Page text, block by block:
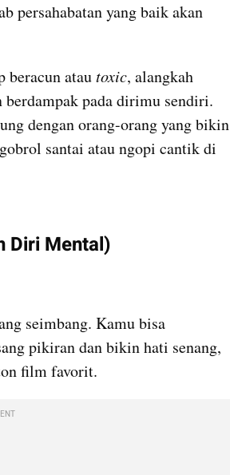
persahabatan yang baik akan
beracun atau toxic, alangkah
pada dirimu sendiri.
dengan orang-orang yang bikin
santai atau ngopi cantik di
Diri Mental)
seimbang. Kamu bisa
pikiran dan bikin hati senang,
film favorit.